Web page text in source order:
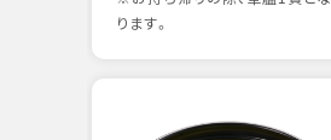
ります。